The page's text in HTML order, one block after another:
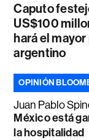
Caputo
US$100
hará el
argentino
OPINIÓN
Juan Pablo
México está
la hospitalidad